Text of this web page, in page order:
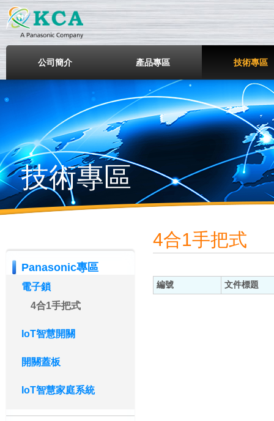
鎧鋒企業股份有限公司
公司簡介 產品專區 技術專區
技術專區
Panasonic專區
電子鎖
4合1手把式
IoT智慧開關
開關蓋板
IoT智慧家庭系統
4合1手把式
編號 文件標題